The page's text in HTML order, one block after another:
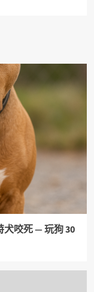
犬咬死 — 玩狗 30